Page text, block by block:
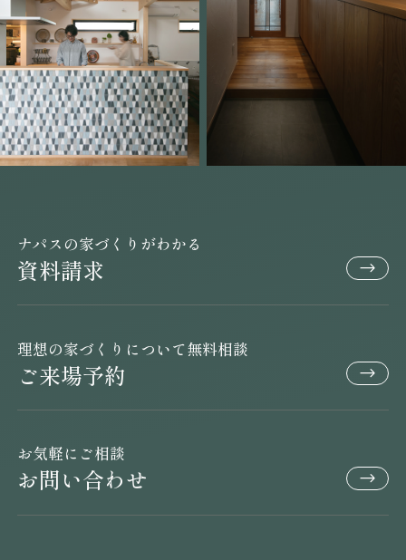
ナパスの家づくりがわかる
資料請求
理想の家づくりについて無料相談
ご来場予約
お気軽にご相談
お問い合わせ